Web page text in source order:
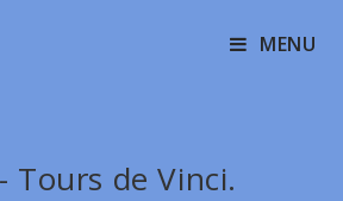
MENU
Tours de Vinci.